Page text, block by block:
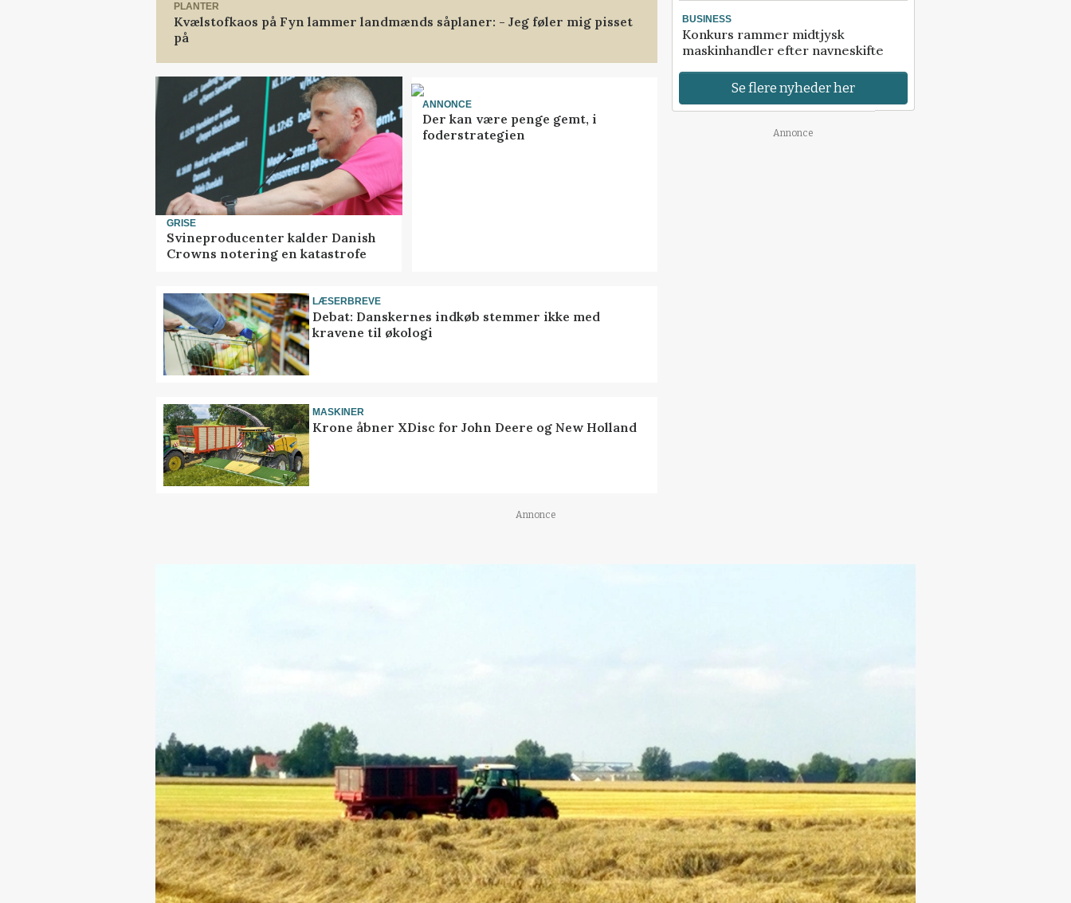
PLANTER
Kvælstofkaos på Fyn lammer landmænds såplaner: - Jeg føler mig pisset
på
GRISE
Svineproducenter kalder Danish
Crowns notering en katastrofe
ANNONCE
Der kan være penge gemt, i
foderstrategien
LÆSERBREVE
Debat: Danskernes indkøb stemmer ikke med
kravene til økologi
MASKINER
Krone åbner XDisc for John Deere og New Holland
BUSINESS
Konkurs rammer midtjysk
maskinhandler efter navneskifte
Se flere nyheder her
Annonce
Annonce